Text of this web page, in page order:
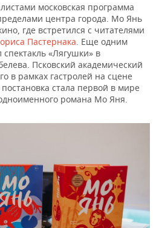
московская программа
центра города. Мо Янь
где встретился с читателями
Пастернака. Еще одним
«Лягушки» в
Псковский академический
в рамках гастролей на сцене
стала первой в мире
романа Мо Яня.